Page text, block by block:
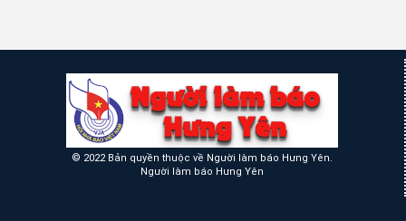
© 2022 Bản quyền thuộc về Người làm báo Hưng Yên.
Người làm báo Hưng Yên